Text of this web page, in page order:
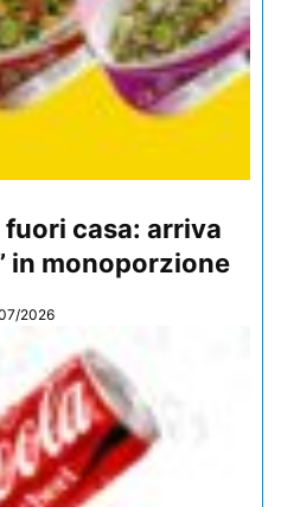
casa: arriva
in monoporzione
2026